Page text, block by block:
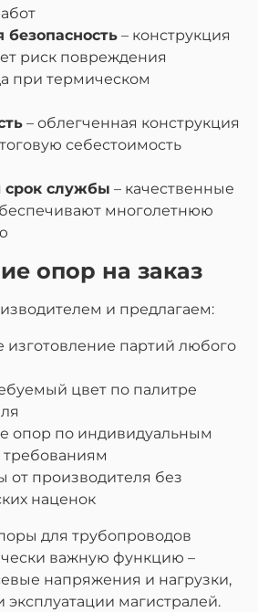
– конструкция
риск повреждения
при термическом
– облегченная конструкция
себестоимость
службы – качественные
многолетнюю
опор на заказ
и предлагаем:
изготовление партий любого
цвет по палитре
опор по индивидуальным
производителя без
наценок
для трубопроводов
важную функцию –
напряжения и нагрузки,
магистралей.